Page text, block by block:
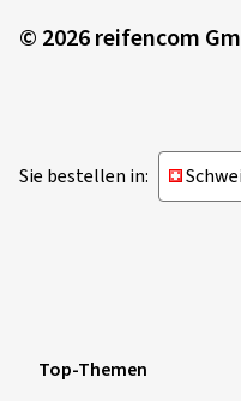
© 2026 reifencom
Sie bestellen in:
Top-Themen